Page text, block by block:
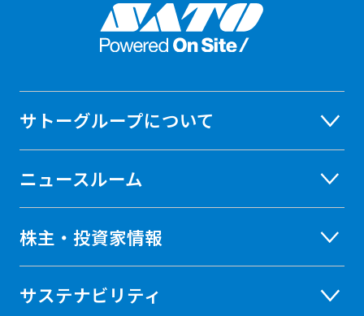
サトーグループについて
ニュースルーム
株主・投資家情報
サステナビリティ